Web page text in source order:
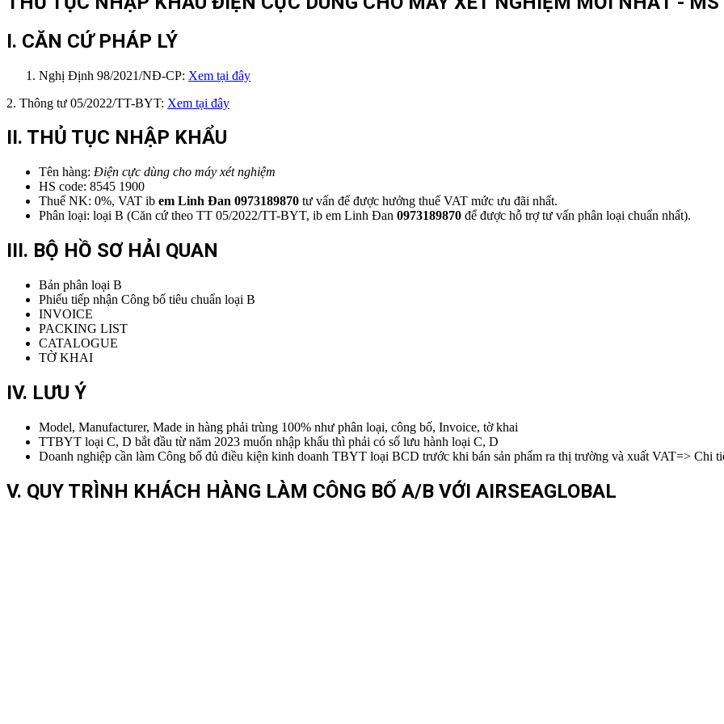
I. CĂN CỨ PHÁP LÝ
Nghị Định 98/2021/NĐ-CP: Xem tại đây
2. Thông tư 05/2022/TT-BYT: Xem tại đây
II. THỦ TỤC NHẬP KHẨU
Tên hàng: Điện cực dùng cho máy xét nghiệm
HS code: 8545 1900
Thuế NK: 0%, VAT ib em Linh Đan 0973189870 tư vấn để được hưởng thuế VAT mức ưu đãi nhất.
Phân loại: loại B (Căn cứ theo TT 05/2022/TT-BYT, ib em Linh Đan 0973189870 để được hỗ trợ tư vấn phân loại chuẩn nhất).
III. BỘ HỒ SƠ HẢI QUAN
Bản phân loại B
Phiếu tiếp nhận Công bố tiêu chuẩn loại B
INVOICE
PACKING LIST
CATALOGUE
TỜ KHAI
IV. LƯU Ý
Model, Manufacturer, Made in hàng phải trùng 100% như phân loại, công bố, Invoice, tờ khai
TTBYT loại C, D bắt đầu từ năm 2023 muốn nhập khẩu thì phải có số lưu hành loại C, D
Doanh nghiệp cần làm Công bố đủ điều kiện kinh doanh TBYT loại BCD trước khi bán sản phẩm ra thị trường và xuất VAT=> Chi
V. QUY TRÌNH KHÁCH HÀNG LÀM CÔNG BỐ A/B VỚI AIRSEAGLOBAL